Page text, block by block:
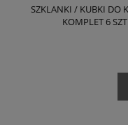
SZKLANKI / KUBKI DO
KOMPLET 6